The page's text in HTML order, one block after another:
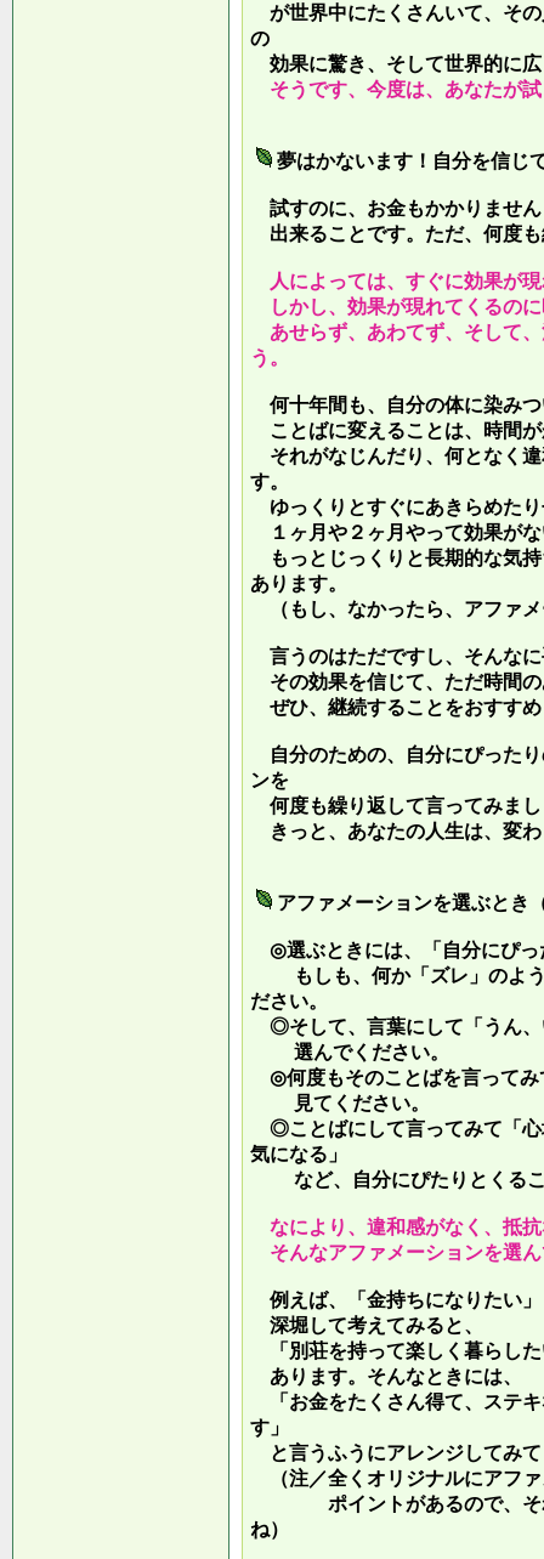
が世界中にたくさんいて、そ
の
効果に驚き、そして世界的に
そうです、今度は、あなたが
夢はかないます！自分を信じ
試すのに、お金もかかりませ
出来ることです。ただ、何度
人によっては、すぐに効果が
しかし、効果が現れてくるの
あせらず、あわてず、そして
う。
何十年間も、自分の体に染み
ことばに変えることは、時間
それがなじんだり、何となく
す。
ゆっくりとすぐにあきらめた
１ヶ月や２ヶ月やって効果が
もっとじっくりと長期的な気
あります。
（もし、なかったら、アファ
言うのはただですし、そんな
その効果を信じて、ただ時間
ぜひ、継続することをおすす
自分のための、自分にぴった
ンを
何度も繰り返して言ってみま
きっと、あなたの人生は、変
アファメーションを選ぶとき
◎選ぶときには、「自分にぴっ
もしも、何か「ズレ」のよう
ださい。
◎そして、言葉にして「うん、
選んでください。
◎何度もそのことばを言ってみ
見てください。
◎ことばにして言ってみて「心
気になる」
など、自分にぴたりとくるこ
なにより、違和感がなく、抵
そんなアファメーションを選
例えば、「金持ちになりたい
深堀して考えてみると、
「別荘を持って楽しく暮らし
あります。そんなときには、
「お金をたくさん得て、ステ
す」
と言うふうにアレンジしてみ
（注／全くオリジナルにアフ
ポイントがあるので、それ
ね）